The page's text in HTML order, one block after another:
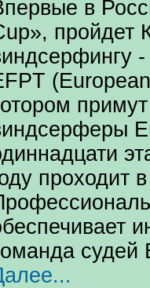
в
пройдет
проходит
судей